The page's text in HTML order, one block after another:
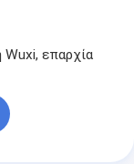
επαρχία